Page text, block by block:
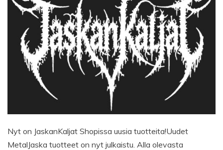
Nyt on JaskanKaljat Shopissa uusia tuotteita!Uudet
MetalJaska tuotteet on nyt julkaistu. Alla olevasta